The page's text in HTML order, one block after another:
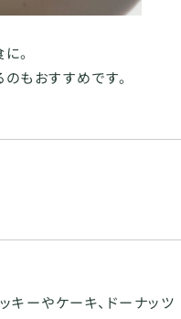
。
もおすすめです。
キーやケーキ、ドーナッツ